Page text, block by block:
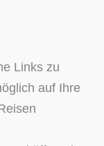
Links zu
auf Ihre